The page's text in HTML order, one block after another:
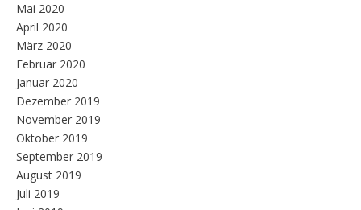
Mai 2020
April 2020
März 2020
Februar 2020
Januar 2020
Dezember 2019
November 2019
Oktober 2019
September 2019
August 2019
Juli 2019